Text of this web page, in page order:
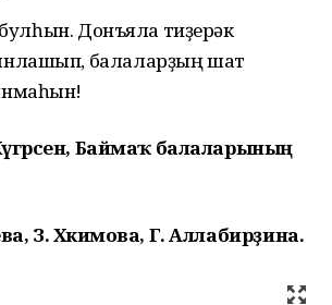
булһын. Донъяла тиҙерәк
балаларҙың шат
Баймаҡ балаларының
З. Хәкимова, Г. Аллабирҙина.